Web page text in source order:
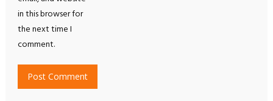
in this browser for
the next time I
comment.